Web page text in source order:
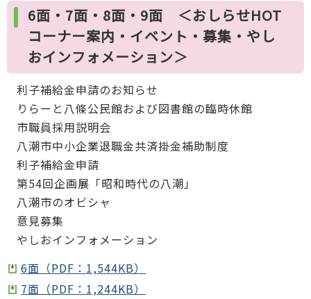
6面・7面・8面・9面 ＜おしらせHOT
コーナー案内・イベント・募集・やし
おインフォメーション＞
利子補給金申請のお知らせ
りらーと八條公民館および図書館の臨時休館
市職員採用説明会
八潮市中小企業退職金共済掛金補助制度
利子補給金申請
第54回企画展「昭和時代の八潮」
八潮市のオビシャ
意見募集
やしおインフォメーション
6面（PDF：1,544KB）
7面（PDF：1,244KB）